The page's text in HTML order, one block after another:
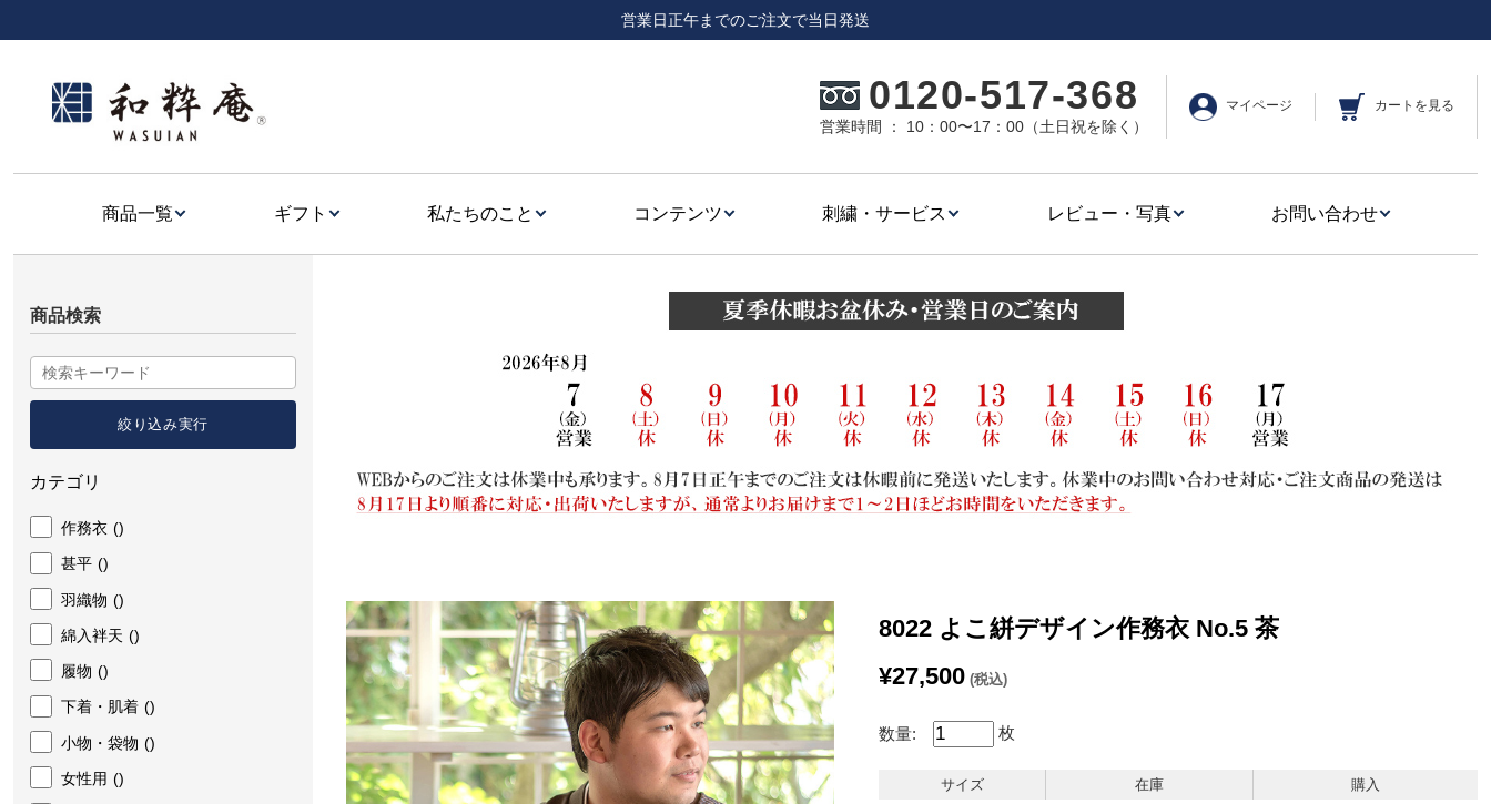
営業日正午までのご注文で当日発送
0120-517-368
営業時間 ： 10：00〜17：00（土日祝を除く）
マイページ カートを見る
商品一覧 ギフト 私たちのこと コンテンツ 刺繍・サービス レビュー・写真 お問い合わせ
8022 よこ絣デザイン作務衣 No.5 茶
¥27,500 (税込)
数量: 枚
サイズ 在庫 購入
商品検索
カテゴリ
作務衣 ()
甚平 ()
羽織物 ()
綿入袢天 ()
履物 ()
下着・肌着 ()
小物・袋物 ()
女性用 ()